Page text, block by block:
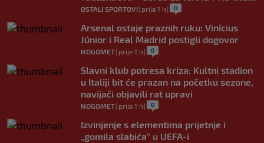
OSTALI SPORTOVI| prije 1 h | 0
Arsenal ostaje praznih ruku: Vinícius
Júnior i Real Madrid postigli dogovor
NOGOMET| prije 1 h | 0
Slavni klub potresa kriza: Kultni stadion
u Italiji bit će prazan na početku sezone,
navijači objavili rat upravi
NOGOMET| prije 1 h | 0
Izvinjenje s elementima prijetnje i
„gomila slabića“ u UEFA-i